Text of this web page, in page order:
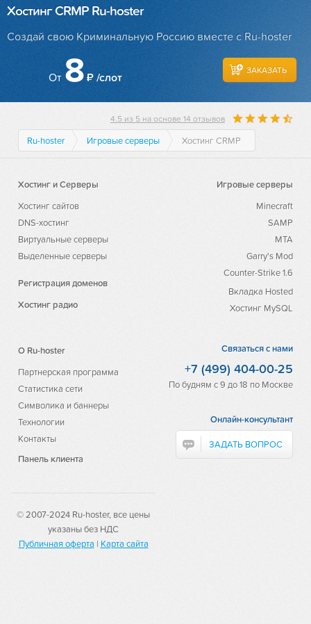
Хостинг CRMP Ru-hoster
Создай свою Криминальную Россию вместе с Ru-hoster
ЗАКАЗАТЬ
От 8₽ /слот
4.5 из 5 на основе 14 отзывов
Ru-hoster Игровые серверы Хостинг CRMP
Хостинг и Серверы
Хостинг сайтов
DNS-хостинг
Виртуальные серверы
Выделенные серверы
Регистрация доменов
Хостинг радио
Игровые серверы
Minecraft
SAMP
MTA
Garry's Mod
Counter-Strike 1.6
Вкладка Hosted
Хостинг MySQL
О Ru-hoster
Партнерская программа
Статистика сети
Символика и баннеры
Технологии
Контакты
Панель клиента
Связаться с нами
+7 (499) 404-00-25
По будням с 9 до 18 по Москве
Онлайн-консультант
ЗАДАТЬ ВОПРОС
© 2007-2024 Ru-hoster, все цены
указаны без НДС
Публичная оферта | Карта сайта